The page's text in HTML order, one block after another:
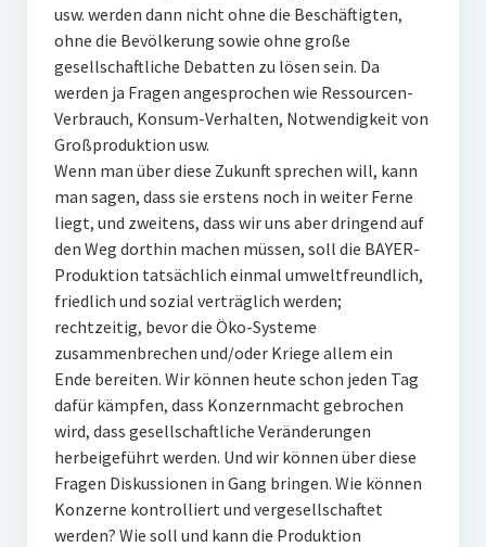
usw. werden dann nicht ohne die Beschäftigten,
ohne die Bevölkerung sowie ohne große
gesellschaftliche Debatten zu lösen sein. Da
werden ja Fragen angesprochen wie Ressourcen-
Verbrauch, Konsum-Verhalten, Notwendigkeit von
Großproduktion usw.
Wenn man über diese Zukunft sprechen will, kann
man sagen, dass sie erstens noch in weiter Ferne
liegt, und zweitens, dass wir uns aber dringend auf
den Weg dorthin machen müssen, soll die BAYER-
Produktion tatsächlich einmal umweltfreundlich,
friedlich und sozial verträglich werden;
rechtzeitig, bevor die Öko-Systeme
zusammenbrechen und/oder Kriege allem ein
Ende bereiten. Wir können heute schon jeden Tag
dafür kämpfen, dass Konzernmacht gebrochen
wird, dass gesellschaftliche Veränderungen
herbeigeführt werden. Und wir können über diese
Fragen Diskussionen in Gang bringen. Wie können
Konzerne kontrolliert und vergesellschaftet
werden? Wie soll und kann die Produktion